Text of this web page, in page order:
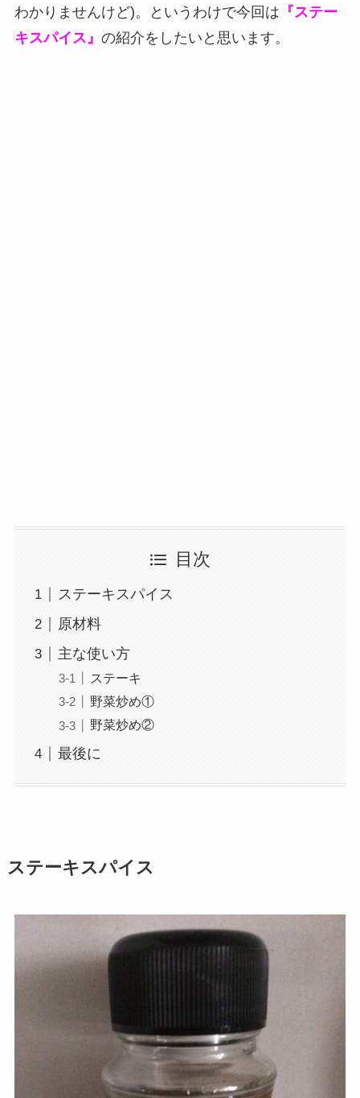
わかりませんけど)。というわけで今回は 『ステー
キスパイス』 の紹介をしたいと思います。
目次
ステーキスパイス
原材料
主な使い方
ステーキ
野菜炒め①
野菜炒め②
最後に
ステーキスパイス